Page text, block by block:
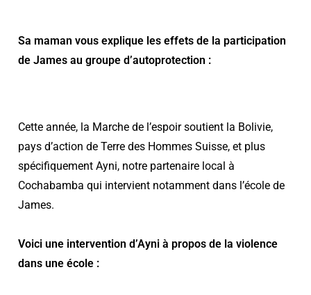
Sa maman vous explique les effets de la participation
de James au groupe d’autoprotection :
Cette année, la Marche de l’espoir soutient la Bolivie,
pays d’action de Terre des Hommes Suisse, et plus
spécifiquement Ayni, notre partenaire local à
Cochabamba qui intervient notamment dans l’école de
James.
Voici une intervention d’Ayni à propos de la violence
dans une école :